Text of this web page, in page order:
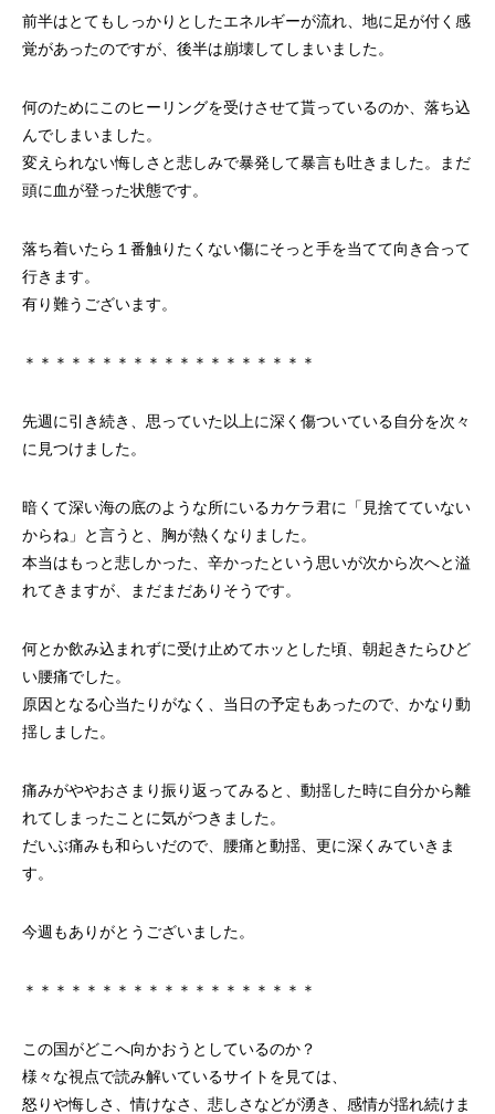
前半はとてもしっかりとしたエネルギーが流れ、地に足が付く感
覚があったのですが、後半は崩壊してしまいました。
何のためにこのヒーリングを受けさせて貰っているのか、落ち込
んでしまいました。
変えられない悔しさと悲しみで暴発して暴言も吐きました。まだ
頭に血が登った状態です。
落ち着いたら１番触りたくない傷にそっと手を当てて向き合って
行きます。
有り難うございます。
＊＊＊＊＊＊＊＊＊＊＊＊＊＊＊＊＊＊＊
先週に引き続き、思っていた以上に深く傷ついている自分を次々
に見つけました。
暗くて深い海の底のような所にいるカケラ君に「見捨てていない
からね」と言うと、胸が熱くなりました。
本当はもっと悲しかった、辛かったという思いが次から次へと溢
れてきますが、まだまだありそうです。
何とか飲み込まれずに受け止めてホッとした頃、朝起きたらひど
い腰痛でした。
原因となる心当たりがなく、当日の予定もあったので、かなり動
揺しました。
痛みがややおさまり振り返ってみると、動揺した時に自分から離
れてしまったことに気がつきました。
だいぶ痛みも和らいだので、腰痛と動揺、更に深くみていきま
す。
今週もありがとうございました。
＊＊＊＊＊＊＊＊＊＊＊＊＊＊＊＊＊＊＊
この国がどこへ向かおうとしているのか？
様々な視点で読み解いているサイトを見ては、
怒りや悔しさ、情けなさ、悲しさなどが湧き、感情が揺れ続けま